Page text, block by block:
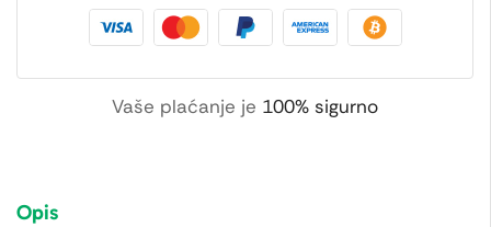
Vaše plaćanje je 100% sigurno
Opis